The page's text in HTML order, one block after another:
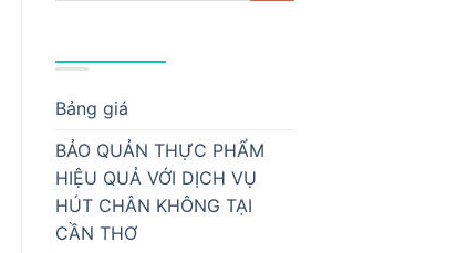
Bảng giá
BẢO QUẢN THỰC PHẨM
HIỆU QUẢ VỚI DỊCH VỤ
HÚT CHÂN KHÔNG TẠI
CẦN THƠ